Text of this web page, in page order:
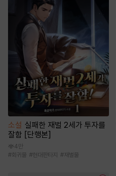
소설 실패한 재벌 2세가 투자를
잘함 [단행본]
4만
#회귀물 #현대판타지 # 재벌물